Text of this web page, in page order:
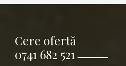
Cere ofertă
0741 682 521